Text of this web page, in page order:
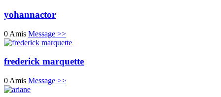
yohannactor
0 Amis Message >>
frederick marquette
0 Amis Message >>